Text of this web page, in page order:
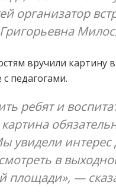
организатор
вручили
педагогами.
ребят и
увидели
в
площади», —